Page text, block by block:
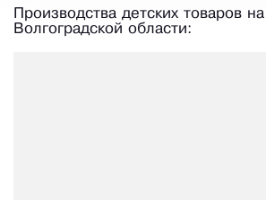
Производства детских товаров
Волгоградской области: